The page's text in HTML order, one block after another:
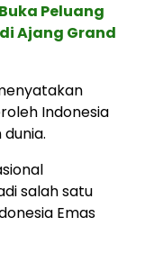
Peluang
Ajang Grand
Indonesia
salah satu
Emas